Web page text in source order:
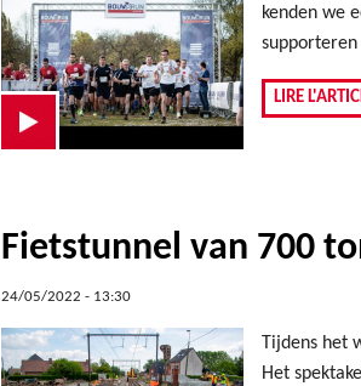
kenden we
LIRE
Fietstunnel van 700
24/05/2022 - 13:30
Tijdens het
Het